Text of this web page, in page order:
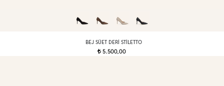
BEJ SÜET DERI STILETTO
t5.500,00